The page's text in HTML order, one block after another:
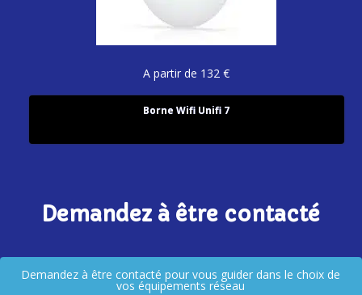
A partir de 132 €
Borne Wifi Unifi 7
Demandez à être contacté
Demandez à être contacté pour vous guider dans le choix de
vos équipements réseau